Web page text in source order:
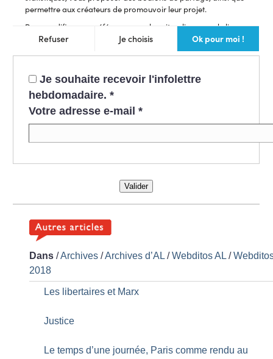
Je souhaite recevoir l'infolettre
hebdomadaire. *
Votre adresse e-mail *
Valider
Dans /Archives /Archives d’AL /Webditos AL /
2018
Les libertaires et Marx
Justice
Le temps d’une journée, Paris comme rendu au